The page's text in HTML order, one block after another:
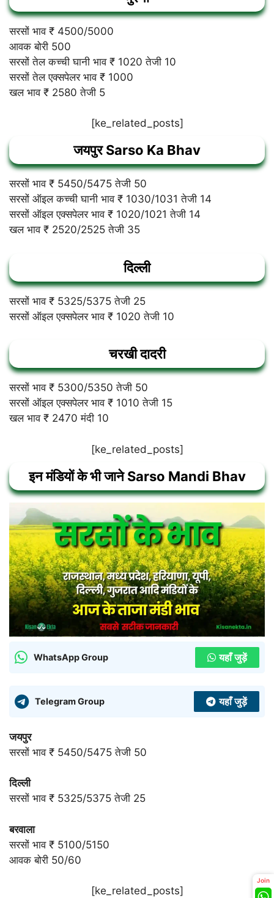
सरसों भाव ₹ 4500/5000
आवक बोरी 500
सरसों तेल कच्ची घानी भाव ₹ 1020 तेजी 10
सरसों तेल एक्सपेलर भाव ₹ 1000
खल भाव ₹ 2580 तेजी 5
[ke_related_posts]
जयपुर Sarso Ka Bhav
सरसों भाव ₹ 5450/5475 तेजी 50
सरसों ऑइल कच्ची घानी भाव ₹ 1030/1031 तेजी 14
सरसों ऑइल एक्सपेलर भाव ₹ 1020/1021 तेजी 14
खल भाव ₹ 2520/2525 तेजी 35
दिल्ली
सरसों भाव ₹ 5325/5375 तेजी 25
सरसों ऑइल एक्सपेलर भाव ₹ 1020 तेजी 10
चरखी दादरी
सरसों भाव ₹ 5300/5350 तेजी 50
सरसों ऑइल एक्सपेलर भाव ₹ 1010 तेजी 15
खल भाव ₹ 2470 मंदी 10
[ke_related_posts]
इन मंडियों के भी जाने Sarso Mandi Bhav
WhatsApp Group यहाँ जुड़ें
Telegram Group यहाँ जुड़ें
जयपुर
सरसों भाव ₹ 5450/5475 तेजी 50
दिल्ली
सरसों भाव ₹ 5325/5375 तेजी 25
बरवाला
सरसों भाव ₹ 5100/5150
आवक बोरी 50/60
[ke_related_posts]
Join